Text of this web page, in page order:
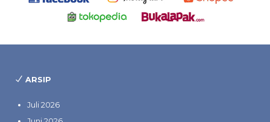
ARSIP
Juli 2026